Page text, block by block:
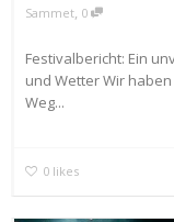
Sammet, 0
Festivalbericht: Ein
und Wetter Wir
Weg...
0 likes